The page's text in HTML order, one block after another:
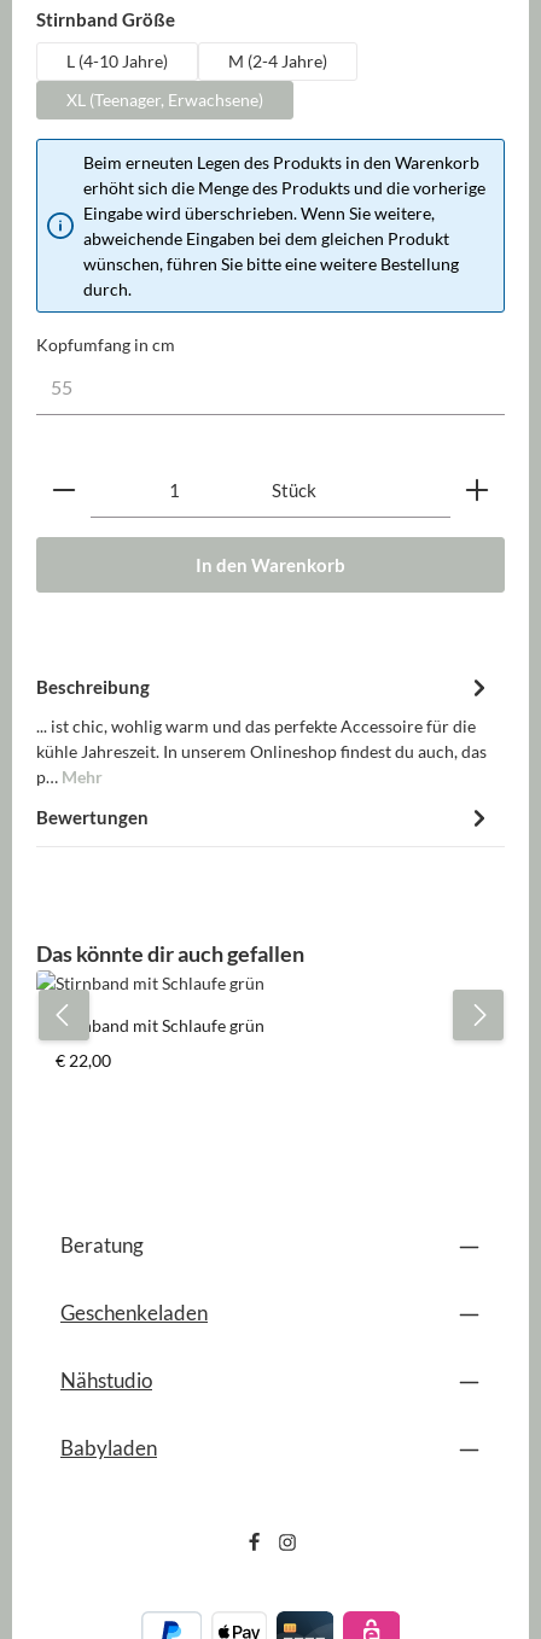
Stirnband Größeauswählen
L (4-10 Jahre)
M (2-4 Jahre)
XL (Teenager, Erwachsene)
Beim erneuten Legen des Produkts in den Warenkorb
erhöht sich die Menge des Produkts und die vorherige
Eingabe wird überschrieben. Wenn Sie weitere,
abweichende Eingaben bei dem gleichen Produkt
wünschen, führen Sie bitte eine weitere Bestellung
durch.
Kopfumfang in cm
Produkt Anzahl: Gib den gewünschten Wert ein
Stück
In den Warenkorb
Beschreibung
... ist chic, wohlig warm und das perfekte Accessoire für die
kühle Jahreszeit. In unserem Onlineshop findest du auch, das
p… Mehr
Bewertungen
Produktgalerie überspringen
Das könnte dir auch gefallen
Stirnband mit Schlaufe grün
Regulärer Preis:
€ 22,00
Beratung
Geschenkeladen
Nähstudio
Babyladen